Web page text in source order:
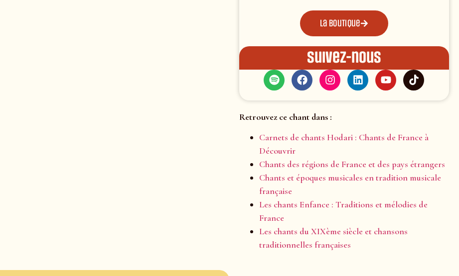
La boutique
Suivez-nous
Retrouvez ce chant dans :
Carnets de chants Hodari : Chants de France à
Découvrir
Chants des régions de France et des pays étrangers
Chants et époques musicales en tradition musicale
française
Les chants Enfance : Traditions et mélodies de
France
Les chants du XIXème siècle et chansons
traditionnelles françaises